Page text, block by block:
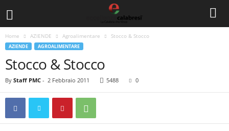
Home AZIENDE Agroalimentare Stocco & Stocco
AZIENDE AGROALIMENTARE
Stocco & Stocco
By Staff PMC - 2 Febbraio 2011 5488 0